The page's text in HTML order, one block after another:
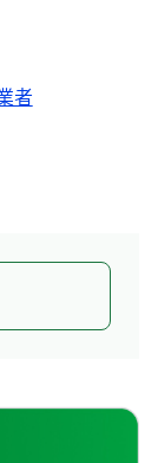
者